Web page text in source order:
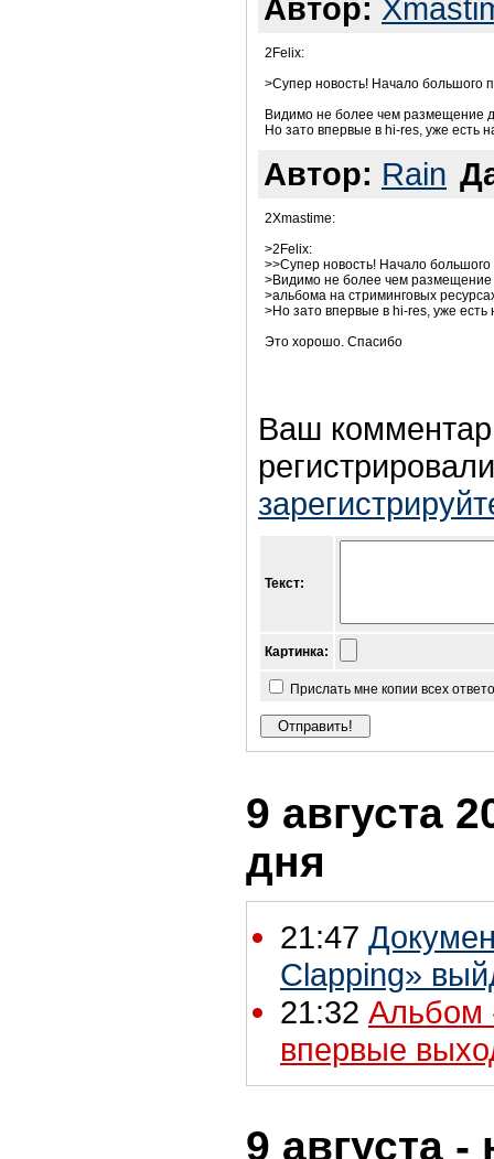
Автор:
2Felix:
>Супер новость! Начало большого
Видимо не более чем размещение
Но зато впервые в hi-res, уже есть
Автор: Rain
2Xmastime:
>2Felix:
>>Супер новость! Начало
>Видимо не более чем размещение
>альбома на стриминговых
>Но зато впервые в hi-res, уже есть
Это хорошо. Спасибо
Ваш
Текст:
Картинка:
Прислать мне копии всех
9 августа
дня
21:47
Clapping»
21:32 Альбом
впервые
9 августа -